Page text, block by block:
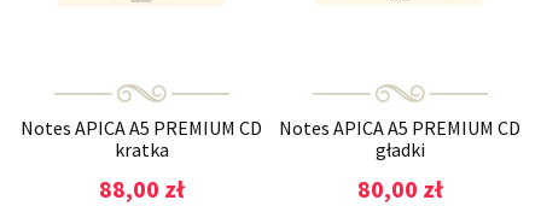
Notes APICA A5 PREMIUM CD
kratka
88,00 zł
Notes APICA A5 PREMIUM CD
gładki
80,00 zł